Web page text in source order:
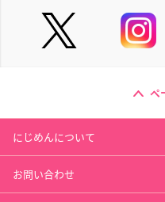
ペ
にじめんについて
お問い合わせ